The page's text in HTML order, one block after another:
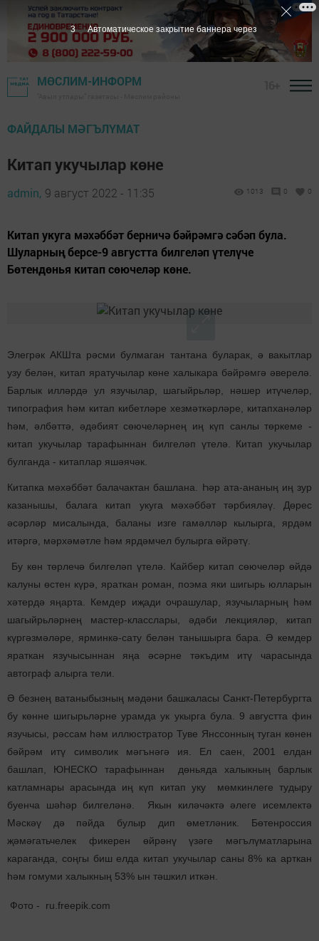
МӨСЛИМ-ИНФОРМ
ФАЙДАЛЫ МӘГЪЛҮМАТ
Китап укучылар көне
admin, 9 август 2022 - 11:35 1013 0 0
Китап укуга мәхәббәт берничә бәйрәмгә сәбәп була.
Шуларның берсе-9 августта билгеләп үтелүче
Бөтендөнья китап сөючеләр көне.
Элегрәк АКШта рәсми булмаган тантана буларак, ә вакытлар
узу белән, китап яратучылар көне халыкара бәйрәмгә әверелә.
Барлык илләрдә ул язучылар, шагыйрьләр, нәшер итүчеләр,
типография һәм китап кибетләре хезмәткәрләре, китапханәләр
һәм, әлбәттә, әдәбият сөючеләрнең иң күп санлы төркеме -
китап укучылар тарафыннан билгеләп үтелә. Китап укучылар
булганда - китаплар яшәячәк.
Китапка мәхәббәт балачактан башлана. Һәр ата-ананың иң зур
казанышы, балага китап укуга мәхәббәт тәрбияләү. Дөрес
әсәрләр мисалында, баланы изге гамәлләр кылырга, ярдәм
итәргә, мәрхәмәтле һәм ярдәмчел булырга өйрәтү.
Бу көн төрлечә билгеләп үтелә. Кайбер китап сөючеләр өйдә
калуны өстен күрә, яраткан роман, поэма яки шигырь юлларын
хәтердә яңарта. Кемдер иҗади очрашулар, язучыларның һәм
шагыйрьләрнең мастер-класслары, әдәби лекцияләр, китап
күргәзмәләре, ярминкә-сату белән танышырга бара. Ә кемдер
яраткан язучысыннан яңа әсәрне тәкъдим итү чарасында
автограф алырга тели.
Ә безнең ватаныбызның мәдәни башкаласы Санкт-Петербургта
бу көнне шигырьләрне урамда ук укырга була. 9 августта фин
язучысы, рәссам һәм иллюстратор Туве Янссонның туган көнен
бәйрәм итү символик мәгънәгә ия. Ел саен, 2001 елдан
башлап, ЮНЕСКО тарафыннан дөньяда халыкның барлык
катламнары арасында иң күп китап уку мөмкинлеге тудыру
буенча шәһәр билгеләнә. Якын киләчәктә әлеге исемлектә
Мәскәү дә пәйда булыр дип өметләник. Бөтенроссия
җәмәгатьчелек фикерен өйрәнү үзәге мәгълүматларына
караганда, соңгы биш елда китап укучылар саны 8% ка арткан
һәм гомуми халыкның 53% ын тәшкил иткән.
Фото - ru.freepik.com
2 Автоматическое закрытие баннера через